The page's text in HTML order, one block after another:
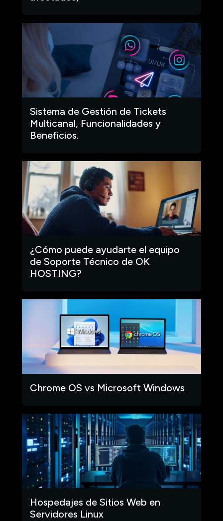
Sistema de Gestión de Tickets
Multicanal, Funcionalidades y
Beneficios.
¿Cómo puede ayudarte el equipo
de Soporte Técnico de OK
HOSTING?
Chrome OS vs Microsoft Windows
Hospedajes de Sitios Web en
Servidores Linux